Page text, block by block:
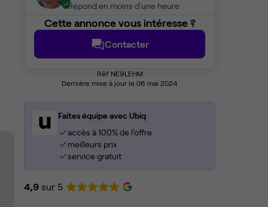
Répond en moins d'une heure
Cette annonce vous intéresse ?
Contacter
Réf NE9LEHM
Dernière mise à jour le 06 mai 2024
Faites équipe avec Ubiq
accès à 100% de l'offre
meilleurs prix
service gratuit
4,9 sur 5